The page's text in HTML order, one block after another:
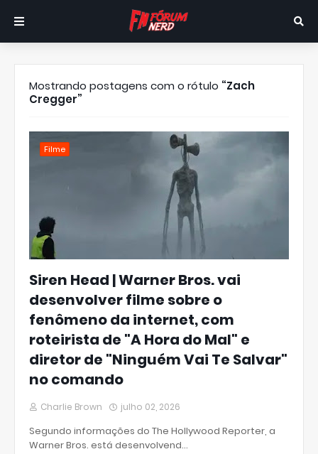
Mostrando postagens com o rótulo
Zach
Cregger
Filme
Siren Head | Warner Bros. vai
desenvolver filme sobre o
fenômeno da internet, com
roteirista de "A Hora do Mal" e
diretor de "Ninguém Vai Te Salvar"
no comando
Charlie Brown julho 02, 2026
Segundo informações do The Hollywood Reporter, a
Warner Bros. está desenvolvend…